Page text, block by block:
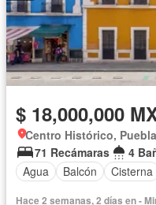
$ 18,000,000
Centro Histórico, Puebla
71 Recámaras
4
Agua
Balcón Cisterna
Hace 2 semanas, 2 días en -